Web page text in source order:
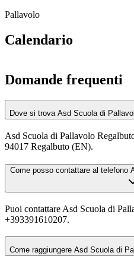
Pallavolo
Calendario
Domande frequenti
Dove si trova Asd Scuola di
Asd Scuola di Pallavolo
94017 Regalbuto (EN).
Come posso contattare al telefono
Puoi contattare Asd Scuola di
+393391610207.
Come raggiungere Asd Scuola di